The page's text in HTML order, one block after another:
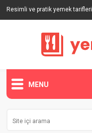
Resimli ve pratik yemek tarifleri
MENU